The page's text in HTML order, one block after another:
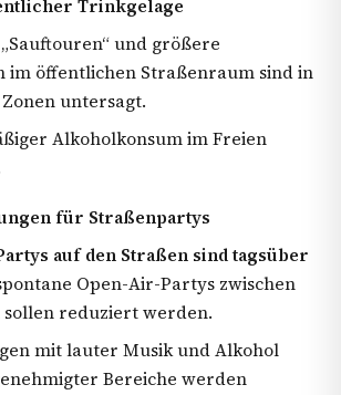
Trinkgelage
und größere
im öffentlichen Straßenraum sind in
untersagt.
Alkoholkonsum im Freien
für Straßenpartys
auf den Straßen sind tagsüber
Open-Air-Partys zwischen
sollen reduziert werden.
mit lauter Musik und Alkohol
Bereiche werden